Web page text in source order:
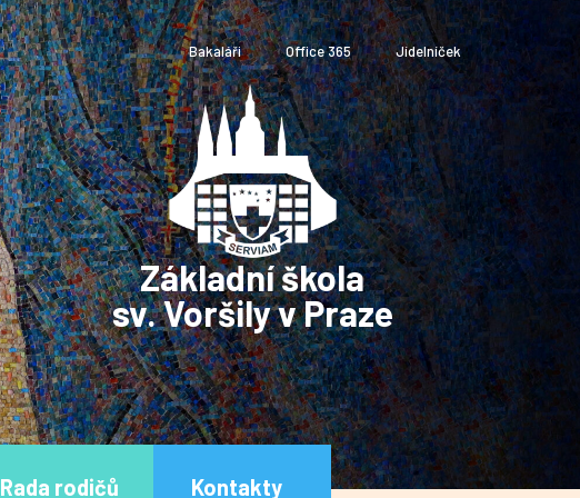
Bakaláři Office 365 Jídelníček
Základní škola
sv. Voršily v Praze
Rada rodičů Kontakty